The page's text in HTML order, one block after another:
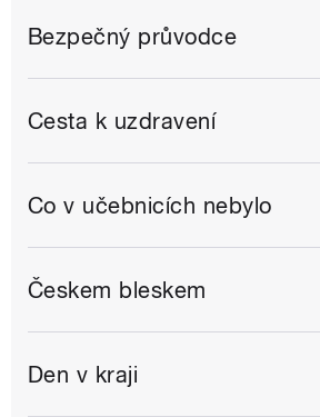
Bezpečný průvodce
Cesta k uzdravení
Co v učebnicích nebylo
Českem bleskem
Den v kraji